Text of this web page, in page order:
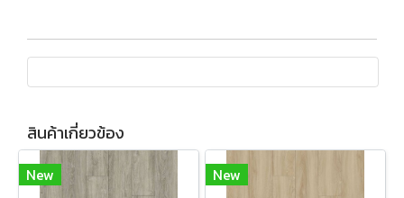
สินค้าเกี่ยวข้อง
New New